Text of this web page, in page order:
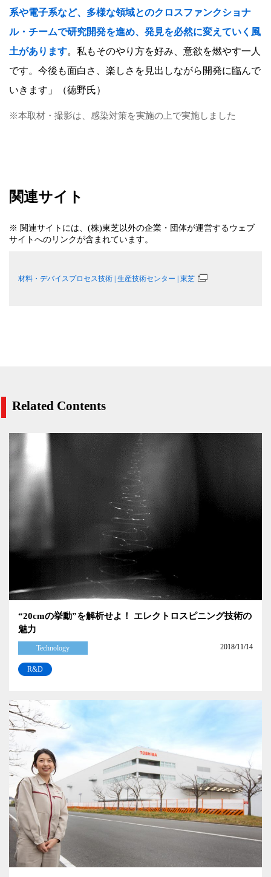
系や電子系など、多様な領域とのクロスファンクショナ
ル・チームで研究開発を進め、発見を必然に変えていく風
土があります。私もそのやり方を好み、意欲を燃やす一人
です。今後も面白さ、楽しさを見出しながら開発に臨んで
いきます」（徳野氏）
※本取材・撮影は、感染対策を実施の上で実施しました
関連サイト
※ 関連サイトには、(株)東芝以外の企業・団体が運営するウェブ
サイトへのリンクが含まれています。
材料・デバイスプロセス技術 | 生産技術センター | 東芝
Related Contents
“20cmの挙動”を解析せよ！ エレクトロスピニング技術の
魅力
2018/11/14
Technology
R&D